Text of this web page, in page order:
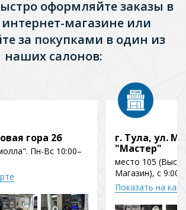
оформляйте заказы в
магазине или
за покупками в один из
наших салонов:
гора 2б
Пн-Вс 10:00–
г. Тула, ул.
"Мастер"
место 105
Магазин), с 9:00
Показать на